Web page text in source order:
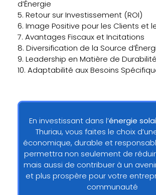
d’Énergie
5. Retour sur Investissement (ROI)
6. Image Positive pour les Clients et
7. Avantages Fiscaux et Incitations
8. Diversification de la Source
9. Leadership en Matière de Durabilité
10. Adaptabilité aux Besoins
En investissant dans l’énergie
Thuriau, vous faites le choix
économique, durable et
permettra non seulement de
mais aussi de contribuer à un
et plus prospère pour votre
communauté